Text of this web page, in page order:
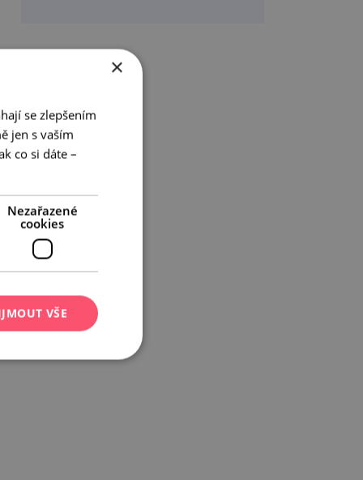
×
se zlepšením
jen s vaším
co si dáte –
Nezařazené
cookies
VŠE